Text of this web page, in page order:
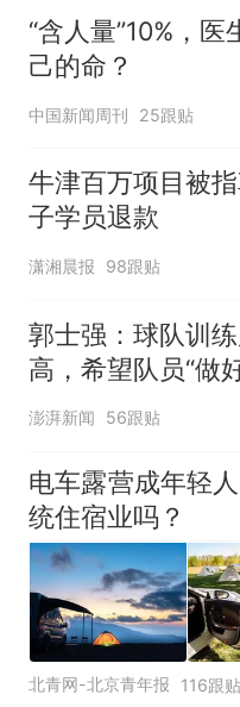
“含人量”10%，医
己的命？
中国新闻周刊 25跟贴
牛津百万项目被
子学员退款
潇湘晨报 98跟贴
郭士强：球队训
高，希望队员“做
澎湃新闻 56跟贴
电车露营成年轻
统住宿业吗？
北青网-北京青年报 116跟贴